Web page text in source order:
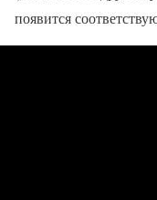
появится